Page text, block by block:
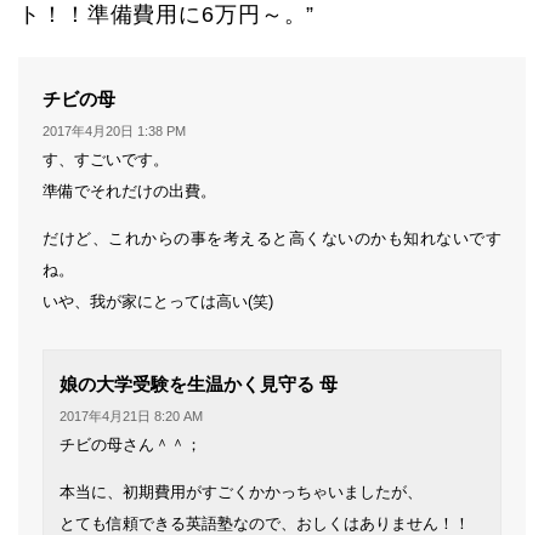
ト！！準備費用に6万円～。”
チビの母
り:
2017年4月20日 1:38 PM
す、すごいです。
準備でそれだけの出費。
だけど、これからの事を考えると高くないのかも知れないです
ね。
いや、我が家にとっては高い(笑)
娘の大学受験を生温かく見守る 母
2017年4月21日 8:20 AM
チビの母さん＾＾；
本当に、初期費用がすごくかかっちゃいましたが、
とても信頼できる英語塾なので、おしくはありません！！